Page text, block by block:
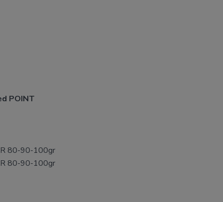
POINT
80-90-100gr
80-90-100gr